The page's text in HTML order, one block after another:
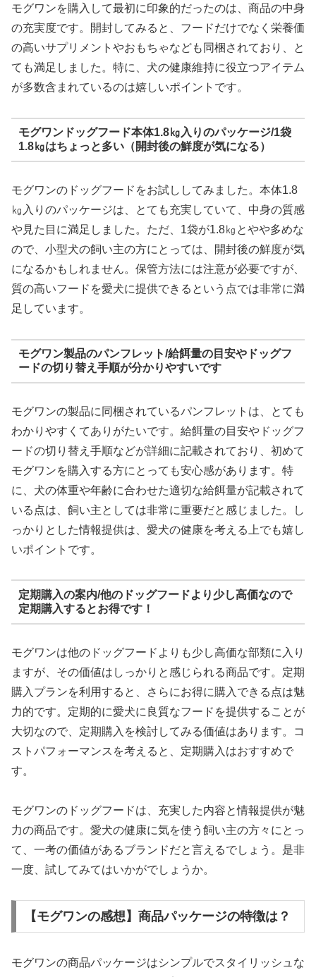
モグワンを購入して最初に印象的だったのは、商品の中身
の充実度です。開封してみると、フードだけでなく栄養価
の高いサプリメントやおもちゃなども同梱されており、と
ても満足しました。特に、犬の健康維持に役立つアイテム
が多数含まれているのは嬉しいポイントです。
モグワンドッグフード本体1.8㎏入りのパッケージ/1袋
1.8㎏はちょっと多い（開封後の鮮度が気になる）
モグワンのドッグフードをお試ししてみました。本体1.8
㎏入りのパッケージは、とても充実していて、中身の質感
や見た目に満足しました。ただ、1袋が1.8㎏とやや多めな
ので、小型犬の飼い主の方にとっては、開封後の鮮度が気
になるかもしれません。保管方法には注意が必要ですが、
質の高いフードを愛犬に提供できるという点では非常に満
足しています。
モグワン製品のパンフレット/給餌量の目安やドッグフ
ードの切り替え手順が分かりやすいです
モグワンの製品に同梱されているパンフレットは、とても
わかりやすくてありがたいです。給餌量の目安やドッグフ
ードの切り替え手順などが詳細に記載されており、初めて
モグワンを購入する方にとっても安心感があります。特
に、犬の体重や年齢に合わせた適切な給餌量が記載されて
いる点は、飼い主としては非常に重要だと感じました。し
っかりとした情報提供は、愛犬の健康を考える上でも嬉し
いポイントです。
定期購入の案内/他のドッグフードより少し高価なので
定期購入するとお得です！
モグワンは他のドッグフードよりも少し高価な部類に入り
ますが、その価値はしっかりと感じられる商品です。定期
購入プランを利用すると、さらにお得に購入できる点は魅
力的です。定期的に愛犬に良質なフードを提供することが
大切なので、定期購入を検討してみる価値はあります。コ
ストパフォーマンスを考えると、定期購入はおすすめで
す。
モグワンのドッグフードは、充実した内容と情報提供が魅
力の商品です。愛犬の健康に気を使う飼い主の方々にとっ
て、一考の価値があるブランドだと言えるでしょう。是非
一度、試してみてはいかがでしょうか。
【モグワンの感想】商品パッケージの特徴は？
モグワンの商品パッケージはシンプルでスタイリッシュな